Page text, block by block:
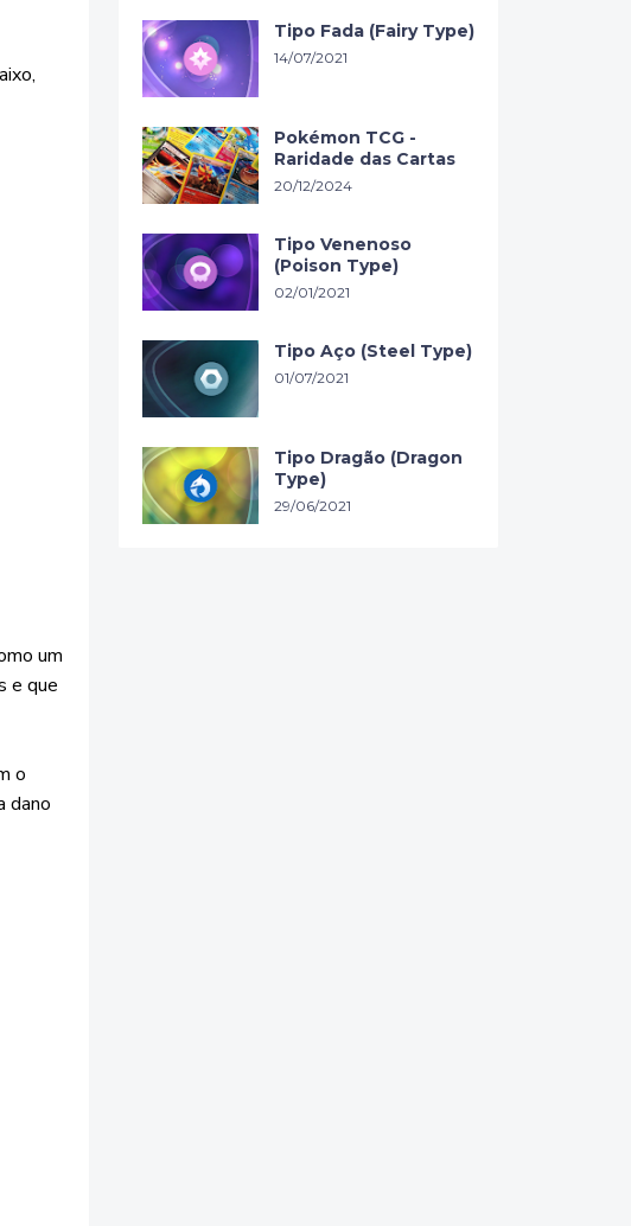
um
e que
o
dano
Tipo Fada (Fairy Type)
14/07/2021
Pokémon TCG -
Raridade das Cartas
20/12/2024
Tipo Venenoso
(Poison Type)
02/01/2021
Tipo Aço (Steel Type)
01/07/2021
Tipo Dragão (Dragon
Type)
29/06/2021